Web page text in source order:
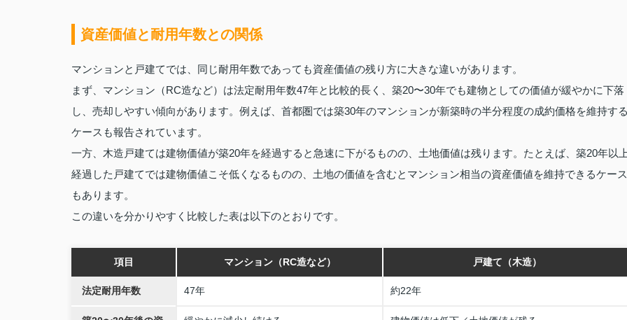
資産価値と耐用年数との関係
マンションと戸建てでは、同じ耐用年数であっても資産価値の残り方に大きな違いがあります。
まず、マンション（RC造など）は法定耐用年数47年と比較的長く、築20〜30年でも建物としての価値が緩やかに下落
し、売却しやすい傾向があります。例えば、首都圏では築30年のマンションが新築時の半分程度の成約価格を維持す
ケースも報告されています。
一方、木造戸建ては建物価値が築20年を経過すると急速に下がるものの、土地価値は残ります。たとえば、築20年以
経過した戸建てでは建物価値こそ低くなるものの、土地の価値を含むとマンション相当の資産価値を維持できるケース
もあります。
この違いを分かりやすく比較した表は以下のとおりです。
項目 マンション（RC造など） 戸建て（木造）
法定耐用年数 47年 約22年